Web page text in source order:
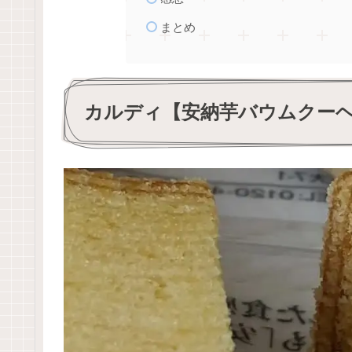
まとめ
カルディ【安納芋バウムクー